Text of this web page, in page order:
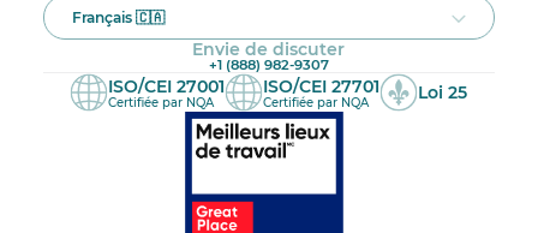
Français 🇨🇦
Envie de discuter
+1 (888) 982-9307
ISO/CEI 27001
Certifiée par NQA
ISO/CEI 27701
Certifiée par NQA Loi 25